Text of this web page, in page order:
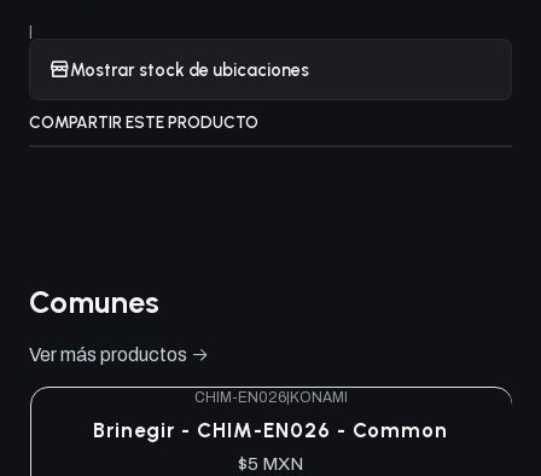
|
Mostrar stock de ubicaciones
COMPARTIR ESTE PRODUCTO
Comunes
Ver más productos
CHIM-EN026| KONAMI
Brinegir - CHIM-EN026 - Common
$5 MXN